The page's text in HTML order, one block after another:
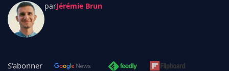
parJérémie Brun
S'abonner